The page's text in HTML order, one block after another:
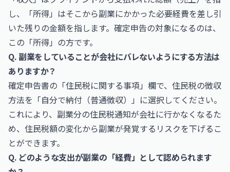
し、「所得」はそこから副業にかかった必要経費を差し引
いた残りの金額を指します。確定申告の対象になるのは、
この「所得」の方です。
Q. 副業をしていることが会社にバレないようにする方法は
ありますか？
確定申告書の「住民税に関する事項」欄で、住民税の徴収
方法を「自分で納付（普通徴収）」に選択してください。
これにより、副業分の住民税通知が会社に行かなくなるた
め、住民税額の変化から副業が発覚するリスクを下げるこ
とができます。
Q. どのような支出が副業の「経費」として認められます